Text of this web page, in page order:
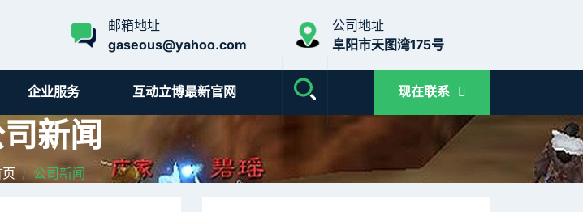
邮箱地址
gaseous@yahoo.com
公司地址
阜阳市天图湾175号
企业服务 互动立博最新官网 现在联系
新闻
公司新闻